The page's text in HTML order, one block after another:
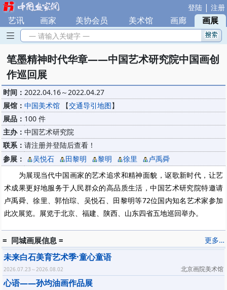
登陆 | 注册
艺讯 画家 美协会员 美术馆 画廊 | 画展
— 请输入关键字 —
笔墨精神时代华章——中国艺术研究院中国画创
作巡回展
时间： 2022.04.16～2022.04.27
展馆： 中国美术馆 【交通导引地图】
展品： 100 件
主办： 中国艺术研究院
联系： 请注册并登陆后查看！
参展：
吴悦石 田黎明 黎明 徐里
卢禹舜
为展现当代中国画家的艺术追求和精神面貌，讴歌新时代，让艺
术成果更好地服务于人民群众的高品质生活 ，中国艺术研究院特邀请
卢禹舜、徐里、郭怡琮、吴悦石、田黎明等72位国内知名艺术家参加
此次展览。展览于北京、福建、陕西、山东四省五地巡回举办。
更多…
= 同城画展信息 =
未来白石美育艺术季·童心童语
北京画院美术馆
2026.07.23～2026.08.02
心语——孙均油画作品展